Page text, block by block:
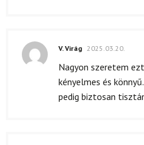
V. Virág 2025.03.20.
Nagyon szeretem
kényelmes és
pedig biztosan